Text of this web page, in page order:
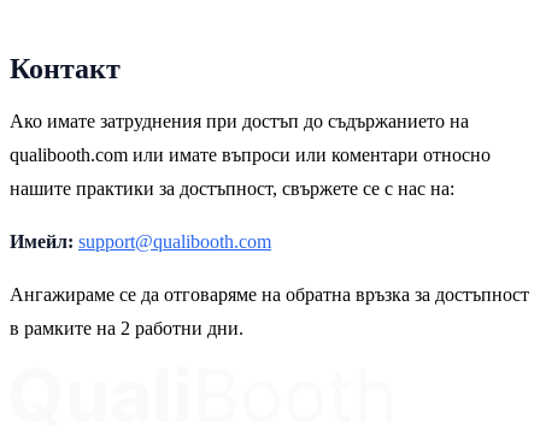
Контакт
Ако имате затруднения при достъп до съдържанието на
qualibooth.com или имате въпроси или коментари относно
нашите практики за достъпност, свържете се с нас на:
Имейл: support@qualibooth.com
Ангажираме се да отговаряме на обратна връзка за достъпност
в рамките на 2 работни дни.